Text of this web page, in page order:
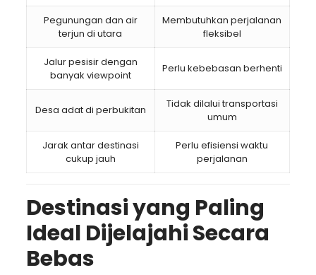
Pegunungan dan air
terjun di utara
Membutuhkan perjalanan
fleksibel
Jalur pesisir dengan
banyak viewpoint
Perlu kebebasan berhenti
Desa adat di perbukitan
Tidak dilalui transportasi
umum
Jarak antar destinasi
cukup jauh
Perlu efisiensi waktu
perjalanan
Destinasi yang Paling
Ideal Dijelajahi Secara
Bebas